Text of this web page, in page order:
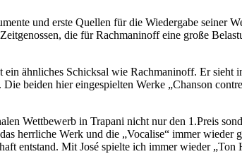
und erste Quellen für die Wiedergabe seiner
die für Rachmaninoff eine große
ähnliches Schicksal wie Rachmaninoff. Er sieht
beiden hier eingespielten Werke „Chanson
Wettbewerb in Trapani nicht nur den 1.Preis
herrliche Werk und die „Vocalise“ immer
entstand. Mit José spielte ich immer wieder